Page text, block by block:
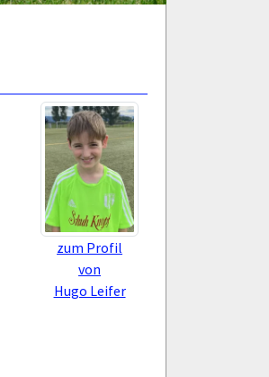
zum Profil
von
Hugo Leifer